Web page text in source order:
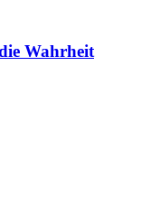
Wahrheit